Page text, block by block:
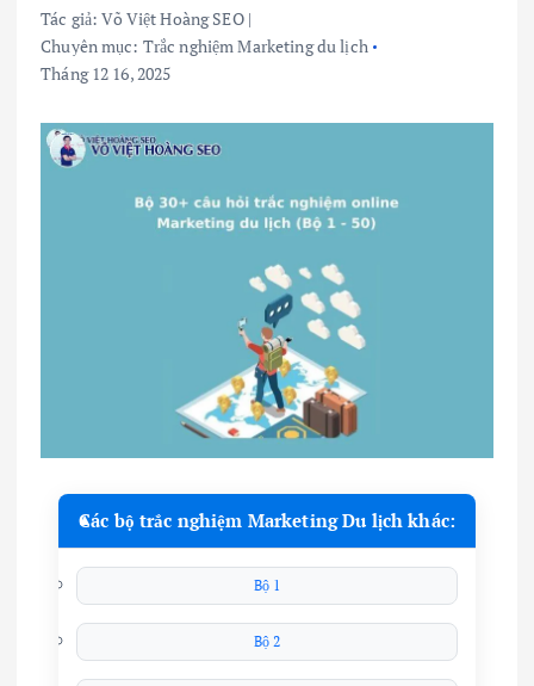
Tác giả:Võ Việt Hoàng SEO|
Chuyên mục: Trắc nghiệm Marketing du lịch
Tháng 12 16, 2025
Các bộ trắc nghiệm Marketing Du lịch khác:
Bộ 1
Bộ 2